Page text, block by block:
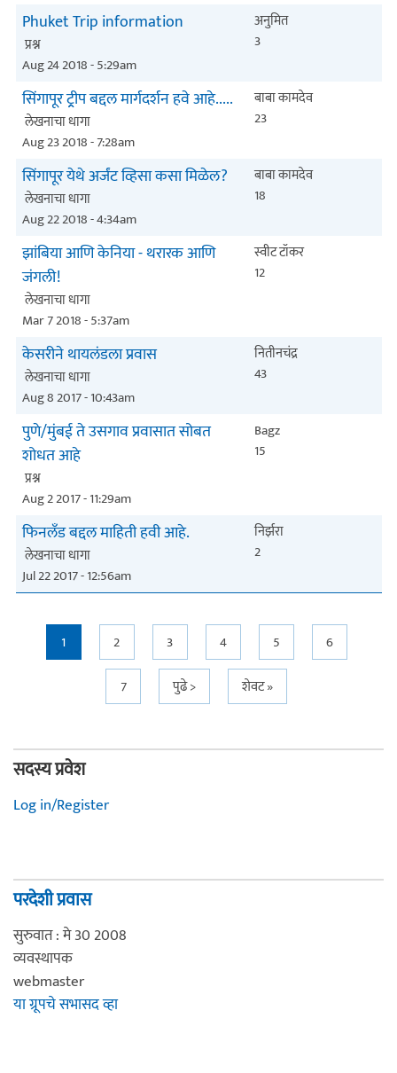
Phuket Trip information
प्रश्न
Aug 24 2018 - 5:29am
अनुमित
3
सिंगापूर ट्र्रीप बद्दल मार्गदर्शन हवे आहे.....
लेखनाचा धागा
Aug 23 2018 - 7:28am
बाबा कामदेव
23
सिंगापूर येथे अर्जंट व्हिसा कसा मिळेल?
लेखनाचा धागा
Aug 22 2018 - 4:34am
बाबा कामदेव
18
झांबिया आणि केनिया - थरारक आणि
जंगली!
लेखनाचा धागा
Mar 7 2018 - 5:37am
स्वीट टॉकर
12
केसरीने थायलंडला प्रवास
लेखनाचा धागा
Aug 8 2017 - 10:43am
नितीनचंद्र
43
पुणे/मुंबई ते उसगाव प्रवासात सोबत
शोधत आहे
प्रश्न
Aug 2 2017 - 11:29am
Bagz
15
फिनलॅंड बद्दल माहिती हवी आहे.
लेखनाचा धागा
Jul 22 2017 - 12:56am
निर्झरा
2
Pages
1 2 3 4 5
6
7
पुढे > शेवट »
सदस्य प्रवेश
Log in/Register
परदेशी प्रवास
सुरुवात : मे 30 2008
व्यवस्थापक
webmaster
या ग्रूपचे सभासद व्हा